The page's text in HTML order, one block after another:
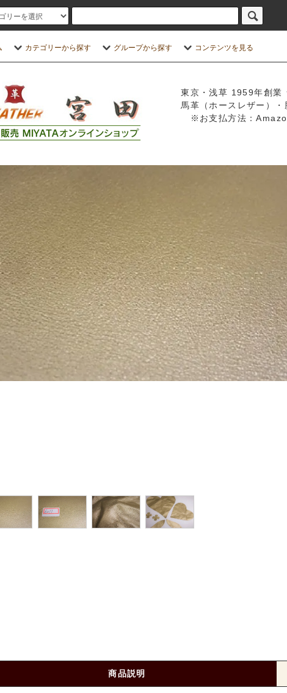
カテゴリーから探す グループから探す コンテンツを見る
東京・浅草 1959年創業
馬革（ホースレザー）
※お支払方法：
商品説明